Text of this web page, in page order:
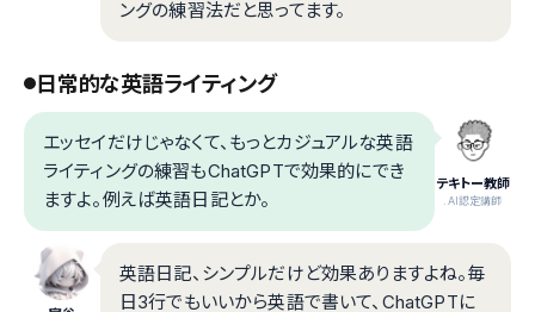
ングの練習法だと思ってます。
日常的な英語ライティング
テキトー教師
.AI認定講師
エッセイだけじゃなくて、もっとカジュアルな英語
ライティングの練習もChatGPTで効果的にでき
ますよ。例えば英語日記とか。
英語日記、シンプルだけど効果ありますよね。毎
日3行でもいいから英語で書いて、ChatGPTに